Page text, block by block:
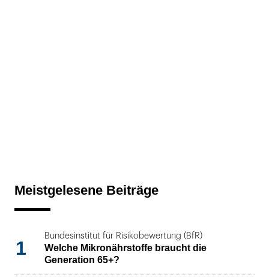
Meistgelesene Beiträge
1
Bundesinstitut für Risikobewertung (BfR)
Welche Mikronährstoffe braucht die
Generation 65+?